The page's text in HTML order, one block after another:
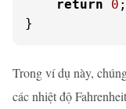
return 0 ;
}
Trong ví dụ này,
các nhiệt độ